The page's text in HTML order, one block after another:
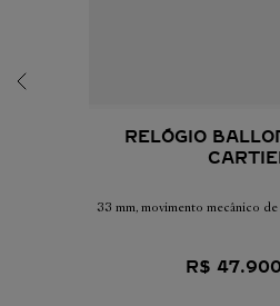
RELÓGIO
33 mm, movimento mecânico
R$ 47.900